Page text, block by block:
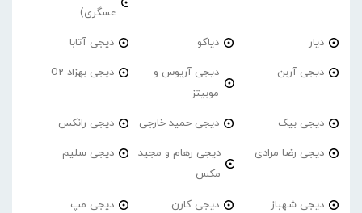
عسگری)
دیار دیاکو دیجی آتابا
دیجی آربن
دیجی آریوس و
موبیتز
دیجی بهزاد O2
دیجی بیک دیجی حمید خارجی دیجی رانکس
دیجی رضا مرادی
دیجی رهام و مجید
مکس
دیجی سلیم
دیجی شهباز دیجی کارن دیجی مپ